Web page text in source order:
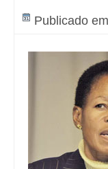
Publicado